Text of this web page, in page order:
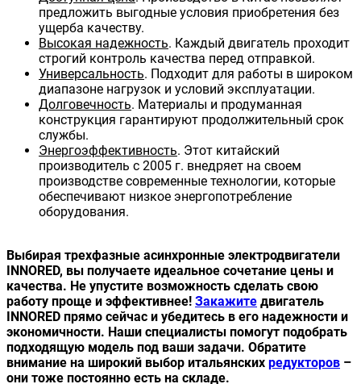
предложить выгодные условия приобретения без
ущерба качеству.
Высокая надежность. Каждый двигатель проходит
строгий контроль качества перед отправкой.
Универсальность. Подходит для работы в широком
диапазоне нагрузок и условий эксплуатации.
Долговечность. Материалы и продуманная
конструкция гарантируют продолжительный срок
службы.
Энергоэффективность. Этот китайский
производитель с 2005 г. внедряет на своем
производстве современные технологии, которые
обеспечивают низкое энергопотребление
оборудования.
Выбирая трехфазные асинхронные электродвигатели
INNORED, вы получаете идеальное сочетание цены и
качества. Не упустите возможность сделать свою
работу проще и эффективнее! Закажите двигатель
INNORED прямо сейчас и убедитесь в его надежности и
экономичности. Наши специалисты помогут подобрать
подходящую модель под ваши задачи. Обратите
внимание на широкий выбор итальянских редукторов –
они тоже постоянно есть на складе.